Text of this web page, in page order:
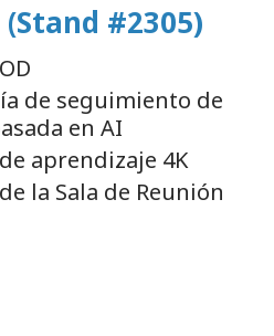
(Stand #2305)
de seguimiento de
en AI
aprendizaje 4K
la Sala de Reunión